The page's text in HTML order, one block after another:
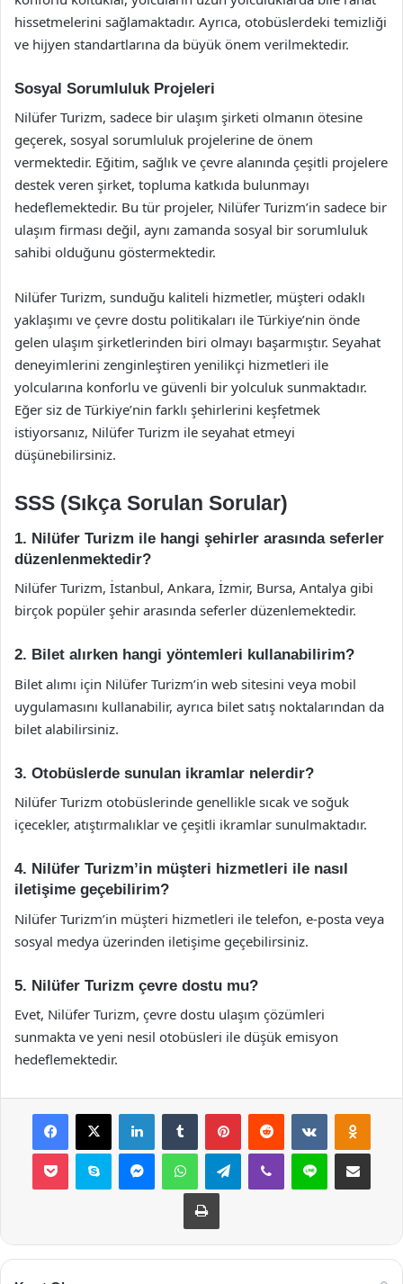
hissetmelerini sağlamaktadır. Ayrıca, otobüslerdeki temizliği
ve hijyen standartlarına da büyük önem verilmektedir.
Sosyal Sorumluluk Projeleri
Nilüfer Turizm, sadece bir ulaşım şirketi olmanın ötesine
geçerek, sosyal sorumluluk projelerine de önem
vermektedir. Eğitim, sağlık ve çevre alanında çeşitli projelere
destek veren şirket, topluma katkıda bulunmayı
hedeflemektedir. Bu tür projeler, Nilüfer Turizm’in sadece bir
ulaşım firması değil, aynı zamanda sosyal bir sorumluluk
sahibi olduğunu göstermektedir.
Nilüfer Turizm, sunduğu kaliteli hizmetler, müşteri odaklı
yaklaşımı ve çevre dostu politikaları ile Türkiye’nin önde
gelen ulaşım şirketlerinden biri olmayı başarmıştır. Seyahat
deneyimlerini zenginleştiren yenilikçi hizmetleri ile
yolcularına konforlu ve güvenli bir yolculuk sunmaktadır.
Eğer siz de Türkiye’nin farklı şehirlerini keşfetmek
istiyorsanız, Nilüfer Turizm ile seyahat etmeyi
düşünebilirsiniz.
SSS (Sıkça Sorulan Sorular)
1. Nilüfer Turizm ile hangi şehirler arasında seferler
düzenlenmektedir?
Nilüfer Turizm, İstanbul, Ankara, İzmir, Bursa, Antalya gibi
birçok popüler şehir arasında seferler düzenlemektedir.
2. Bilet alırken hangi yöntemleri kullanabilirim?
Bilet alımı için Nilüfer Turizm’in web sitesini veya mobil
uygulamasını kullanabilir, ayrıca bilet satış noktalarından da
bilet alabilirsiniz.
3. Otobüslerde sunulan ikramlar nelerdir?
Nilüfer Turizm otobüslerinde genellikle sıcak ve soğuk
içecekler, atıştırmalıklar ve çeşitli ikramlar sunulmaktadır.
4. Nilüfer Turizm’in müşteri hizmetleri ile nasıl
iletişime geçebilirim?
Nilüfer Turizm’in müşteri hizmetleri ile telefon, e-posta veya
sosyal medya üzerinden iletişime geçebilirsiniz.
5. Nilüfer Turizm çevre dostu mu?
Evet, Nilüfer Turizm, çevre dostu ulaşım çözümleri
sunmakta ve yeni nesil otobüsleri ile düşük emisyon
hedeflemektedir.
Facebook
X LinkedInTumblr PinterestReddit VKontakte
Pocket Skype MessengerWhatsAppTelegramViber Line E-Posta ile
Yazdır